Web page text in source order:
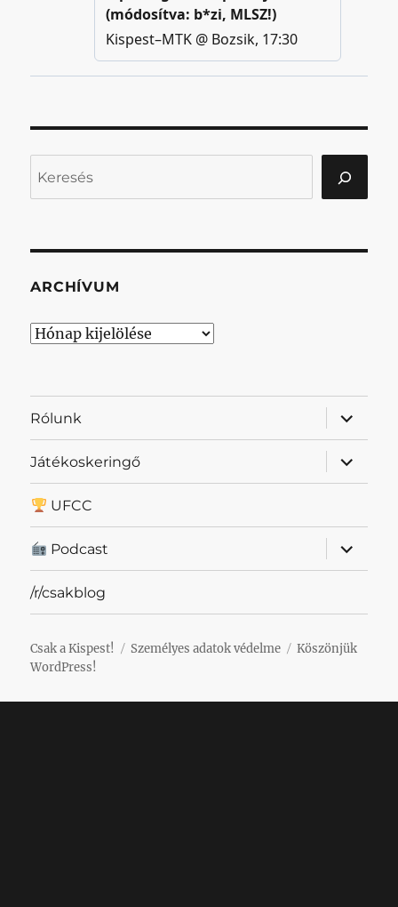
ARCHÍVUM
Archívum
Rólunk
almenü
Játékoskeringő
almenü
UFCC
Podcast
almenü
/r/csakblog
Csak a Kispest! Személyes adatok védelme
Köszönjük
WordPress!